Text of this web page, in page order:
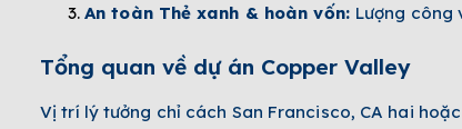
An toàn Thẻ xanh & hoàn vốn: Lượng công
Tổng quan về dự án Copper Valley
Vị trí lý tưởng chỉ cách San Francisco, CA hai